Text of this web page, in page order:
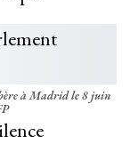
à Madrid le 8 juin